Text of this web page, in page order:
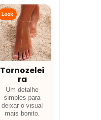
Look
Tornozelei
ra
Um detalhe
simples para
deixar o visual
mais bonito.